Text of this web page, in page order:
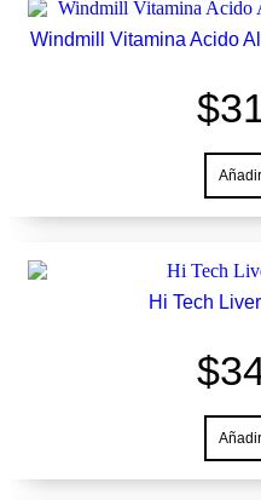
Windmill Vitamina Acido
$
Hi Tech
$